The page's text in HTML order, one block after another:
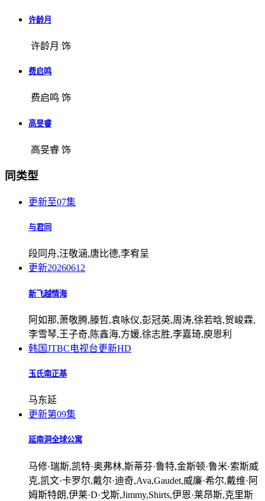
许龄月
许龄月 饰
费启鸣
费启鸣 饰
高旻睿
高旻睿 饰
同类型
更新至07集
与君同
段同舟,汪敬涵,唐比德,李宥呈
更新20260612
新飞越情海
阿如那,萧敬腾,滕哲,袁咏仪,彭冠英,周涛,徐若晗,贺峻霖,
李雪琴,王子奇,陈鑫海,方媛,徐志胜,李嘉琦,庾恩利
韩国JTBC电视台更新HD
玉氏南正基
马东延
更新第09集
延南洞全球公寓
马修·瑞斯,凯特·奥弗林,斯蒂芬·鲁特,金斯顿·鲁米·索斯威
克,凯文·卡罗尔,戴尔·迪奇,Ava,Gaudet,威廉·希尔,戴维·阿
姆斯特朗,伊莱·D·戈斯,Jimmy,Shirts,伊恩·莱昂斯,克里斯